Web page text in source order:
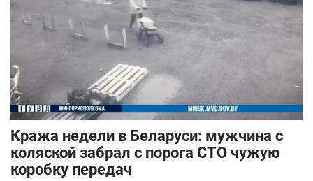
Кража недели в Беларуси: мужчина с
коляской забрал с порога СТО чужую
коробку передач